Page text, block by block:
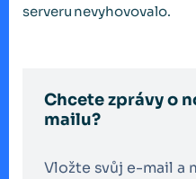
serveru nevyhovovalo.
Chcete zprávy o
mailu?
Vložte svůj e-mail a